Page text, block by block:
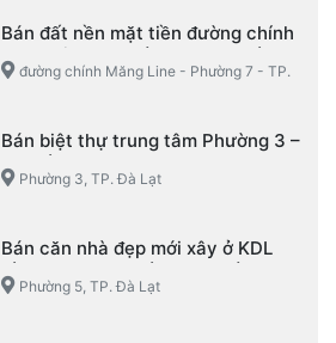
Bán đất nền mặt tiền đường chính
Măng Line – Phường 7 – TP. Đà Lạt
đường chính Măng Line - Phường 7 - TP.
Bán biệt thự trung tâm Phường 3 –
TP. Đà Lạt
Phường 3, TP. Đà Lạt
Bán căn nhà đẹp mới xây ở KDL
Làng Hoa Vạn Thành – Phường 5 –
TP. Đà Lạt
Phường 5, TP. Đà Lạt